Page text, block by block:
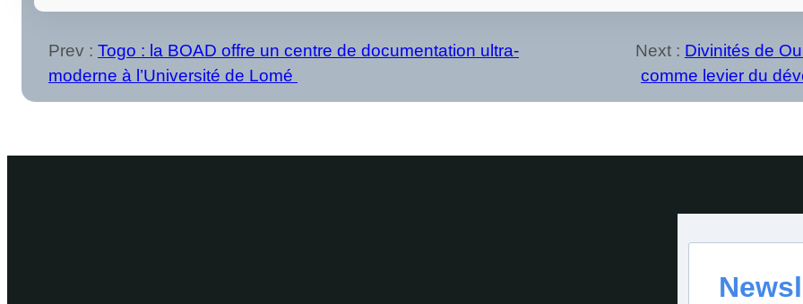
Prev :Togo : la BOAD offre un centre de documentation ultra-
moderne à l’Université de Lomé
Next : Divinités de
comme levier du